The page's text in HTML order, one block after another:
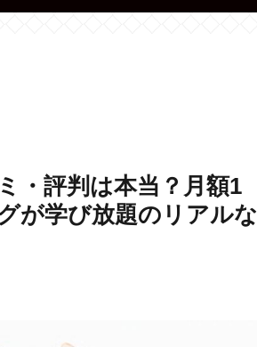
・評判は本当？月額1
が学び放題のリアルな